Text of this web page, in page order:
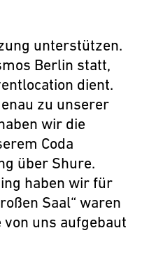
unterstützen.
Berlin statt,
dient.
zu unserer
wir die
Coda
über Shure.
haben wir für
Saal“ waren
uns aufgebaut